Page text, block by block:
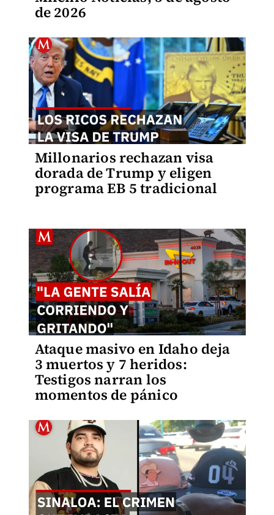
de 2026
Millonarios rechazan visa
dorada de Trump y eligen
programa EB 5 tradicional
Ataque masivo en Idaho deja
3 muertos y 7 heridos:
Testigos narran los
momentos de pánico